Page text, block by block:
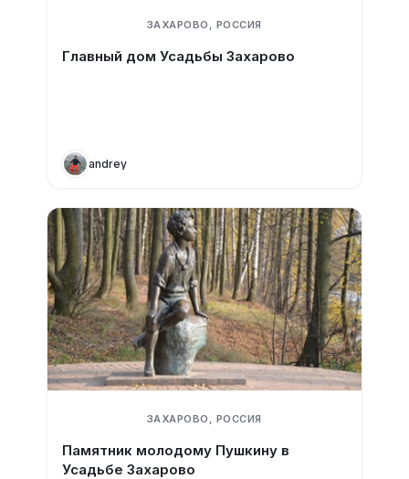
ЗАХАРОВО, РОССИЯ
Главный дом Усадьбы Захарово
andrey
ЗАХАРОВО, РОССИЯ
Памятник молодому Пушкину в
Усадьбе Захарово